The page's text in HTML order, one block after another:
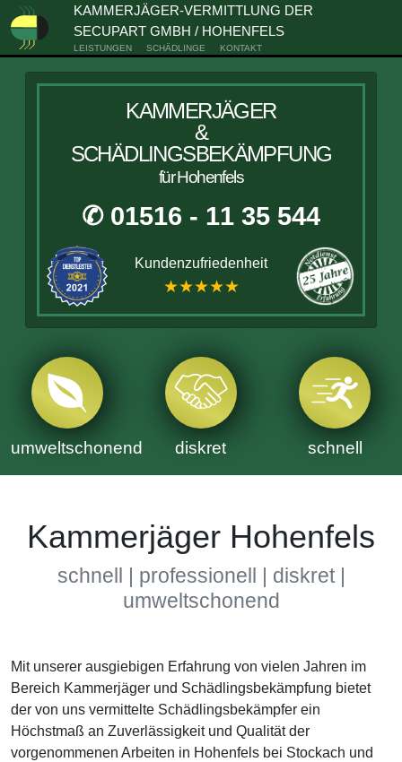
KAMMERJÄGER-VERMITTLUNG DER
SECUPART GMBH / HOHENFELS
LEISTUNGEN SCHÄDLINGE KONTAKT
KAMMERJÄGER
&
SCHÄDLINGSBEKÄMPFUNG
für Hohenfels
✆ 01516 - 11 35 544
Kundenzufriedenheit
★★★★★
umweltschonend diskret schnell
Kammerjäger Hohenfels
schnell | professionell | diskret |
umweltschonend
Mit unserer ausgiebigen Erfahrung von vielen Jahren im
Bereich Kammerjäger und Schädlingsbekämpfung bietet
der von uns vermittelte Schädlingsbekämpfer ein
Höchstmaß an Zuverlässigkeit und Qualität der
vorgenommenen Arbeiten in Hohenfels bei Stockach und